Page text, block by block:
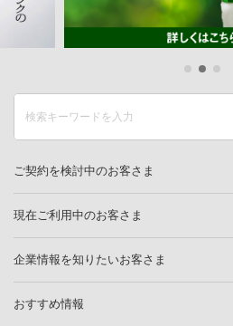
ご契約を検討中のお客さま
現在ご利用中のお客さま
企業情報を知りたいお客さま
おすすめ情報